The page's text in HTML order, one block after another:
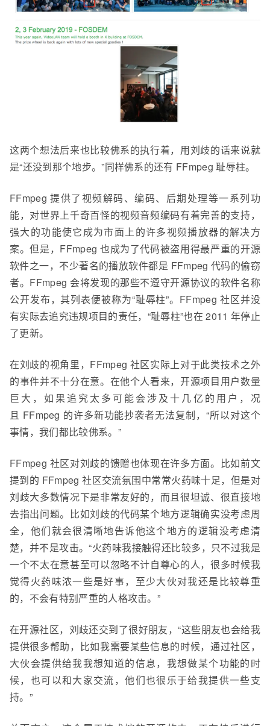
这两个想法后来也比较佛系的执行着，用刘歧的话来说就
是“还没到那个地步。”同样佛系的还有 FFmpeg 耻辱柱。
FFmpeg 提供了视频解码、编码、后期处理等一系列功
能，对世界上千奇百怪的视频音频编码有着完善的支持，
强大的功能使它成为市面上的许多视频播放器的解决方
案。但是，FFmpeg 也成为了代码被盗用得最严重的开源
软件之一，不少著名的播放软件都是 FFmpeg 代码的偷窃
者。FFmpeg 会将发现的那些不遵守开源协议的软件名称
公开发布，其列表便被称为“耻辱柱”。FFmpeg 社区并没
有实际去追究违规项目的责任，“耻辱柱”也在2011 年停止
了更新。
在刘歧的视角里，FFmpeg 社区实际上对于此类技术之外
的事件并不十分在意。在他个人看来，开源项目用户数量
巨大，如果追究太多可能会涉及十几亿的用户，况
且 FFmpeg 的许多新功能抄袭者无法复制，“所以对这个
事情，我们都比较佛系。”
FFmpeg 社区对刘歧的馈赠也体现在许多方面。比如前文
提到的 FFmpeg 社区交流氛围中常常火药味十足，但是对
刘歧大多数情况下是非常友好的，而且很坦诚、很直接地
去指出问题。比如刘歧的代码某个地方逻辑确实没考虑周
全，他们就会很清晰地告诉他这个地方的逻辑没考虑清
楚，并不是攻击。“火药味我接触得还比较多，只不过我是
一个不太在意甚至可以忽略不计自尊心的人，很多时候我
觉得火药味浓一些是好事，至少大伙对我还是比较尊重
的，不会有特别严重的人格攻击。”
在开源社区，刘歧还交到了很好朋友，“这些朋友也会给我
提供很多帮助，比如我需要某些信息的时候，通过社区，
大伙会提供给我我想知道的信息， 我想做某个功能的时
候，也可以和大家交流，他们也很乐于给我提供一些支
持。”